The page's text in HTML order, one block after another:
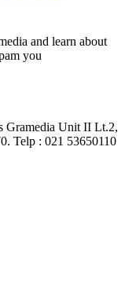
and learn about
you
Gramedia Unit II Lt.2,
Telp : 021 53650110